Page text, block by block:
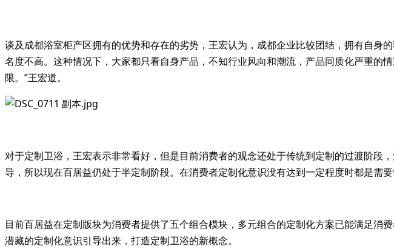
谈及成都浴室柜产区拥有的优势和存在的劣势，王宏认为，成都企业比较团结，拥有自
名度不高。这种情况下，大家都只看自身产品，不知行业风向和潮流，产品同质化严重的
限。”王宏道。
对于定制卫浴，王宏表示非常看好，但是目前消费者的观念还处于传统到定制的过渡阶段
导，所以现在百居益仍处于半定制阶段。在消费者定制化意识没有达到一定程度时都是需
目前百居益在定制版块为消费者提供了五个组合模块，多元组合的定制化方案已能满足
潜藏的定制化意识引导出来，打造定制卫浴的新概念。